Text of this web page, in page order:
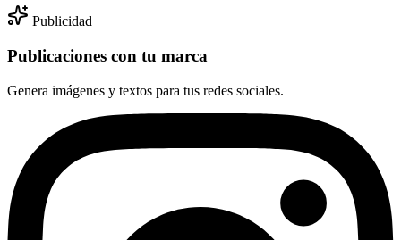
Publicidad
Publicaciones con tu marca
Genera imágenes y textos para tus redes sociales.